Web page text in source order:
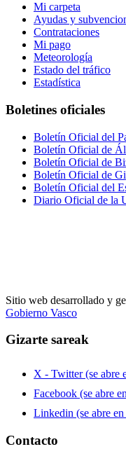
Mi carpeta
Ayudas y
Contrataciones
Mi pago
Meteorología
Estado del tráfico
Estadística
Boletines oficiales
Boletín Oficial del
Boletín Oficial de
Boletín Oficial de
Boletín Oficial de
Boletín Oficial del
Diario Oficial de la
Sitio web desarrollado y
Gobierno Vasco
Gizarte sareak
X - Twitter (se abre
Facebook (se abre
Linkedin (se abre
Contacto